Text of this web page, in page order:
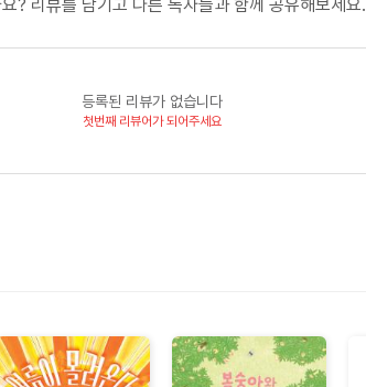
? 리뷰를 남기고 다른 독자들과 함께 공유해보세요.
등록된 리뷰가 없습니다
첫번째 리뷰어가 되어주세요